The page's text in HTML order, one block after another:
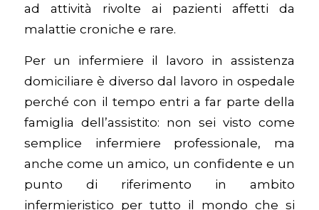
ad attività rivolte ai pazienti affetti da
malattie croniche e rare.
Per un infermiere il lavoro in assistenza
domiciliare è diverso dal lavoro in ospedale
perché con il tempo entri a far parte della
famiglia dell’assistito: non sei visto come
semplice infermiere professionale, ma
anche come un amico, un confidente e un
punto di riferimento in ambito
infermieristico per tutto il mondo che si